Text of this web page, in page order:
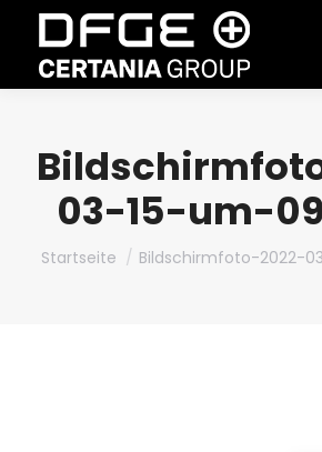
03-15-um-
Du bist hier:
Startseite Bildschirmfoto-2022-